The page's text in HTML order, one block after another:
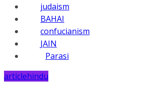
judaism
BAHAI
confucianism
JAIN
Parasi
articlehindu